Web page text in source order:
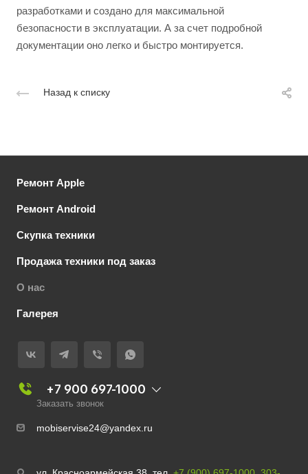
разработками и создано для максимальной
безопасности в эксплуатации. А за счет подробной
документации оно легко и быстро монтируется.
Назад к списку
Ремонт Apple
Ремонт Android
Скупка техники
Продажа техники под заказ
О нас
Галерея
+7 900 697-1000
Заказать звонок
mobiservise24@yandex.ru